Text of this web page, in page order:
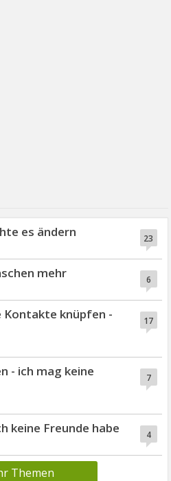
23
es ändern
6
mehr
17
Kontakte knüpfen -
7
- ich mag keine
4
keine Freunde habe
Themen